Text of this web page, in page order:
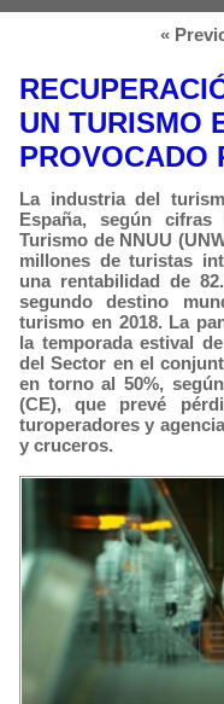
«
UN TURISMO
PROVOCADO
La industria del
España, según
Turismo de NNUU
millones de turistas
una rentabilidad de
segundo destino
turismo en 2018. La
la temporada estival
del Sector en el
en torno al 50%,
(CE), que prevé
turoperadores y
y cruceros.